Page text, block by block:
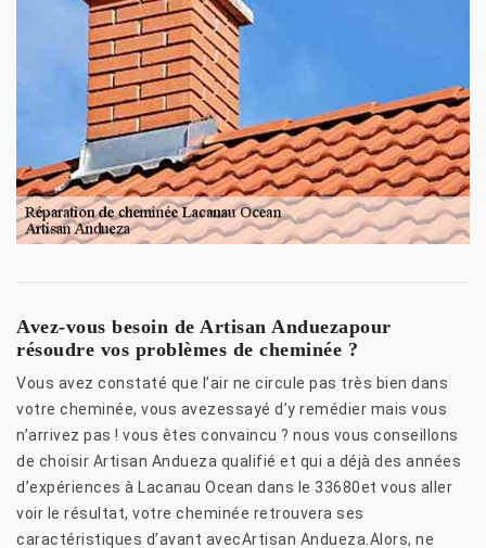
Avez-vous besoin de Artisan Anduezapour
résoudre vos problèmes de cheminée ?
Vous avez constaté que l’air ne circule pas très bien dans
votre cheminée, vous avezessayé d’y remédier mais vous
n’arrivez pas ! vous êtes convaincu ? nous vous conseillons
de choisir Artisan Andueza qualifié et qui a déjà des années
d’expériences à Lacanau Ocean dans le 33680et vous aller
voir le résultat, votre cheminée retrouvera ses
caractéristiques d’avant avecArtisan Andueza.Alors, ne